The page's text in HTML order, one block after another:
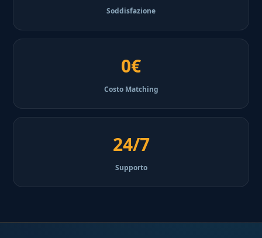
Soddisfazione
0€
Costo Matching
24/7
Supporto